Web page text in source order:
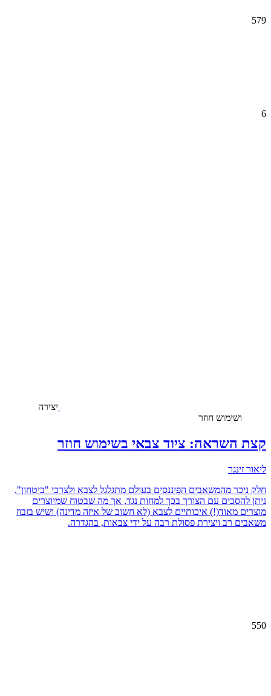
579
6
יצירה
ושימוש חוזר
קצת השראה: ציוד צבאי בשימוש חוזר
ליאור זינגר
חלק ניכר מהמשאבים הפיננסים בעולם מתגלגל לצבא ולצרכי "ביטחון".
ניתן להסכים עם הצורך בכך למחות נגד, אך מה שבטוח שמיוצרים
מוצרים מאוד(!) איכותיים לצבא (לא חשוב של איזה מדינה) ושיש בזבוז
משאבים רב ויצירת פסולת רבה על ידי צבאות, בהגדרה.
550